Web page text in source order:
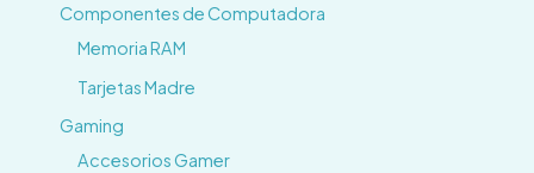
Componentes de Computadora
Memoria RAM
Tarjetas Madre
Gaming
Accesorios Gamer